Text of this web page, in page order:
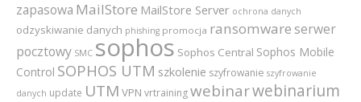
zapasowa MailStore MailStore Server ochrona danych
odzyskiwanie danych phishing promocja ransomware serwer
pocztowy SMC sophos Sophos Central Sophos Mobile
Control SOPHOS UTM szkolenie szyfrowanie szyfrowanie
danych update UTM VPN vrtrainingwebinarwebinarium